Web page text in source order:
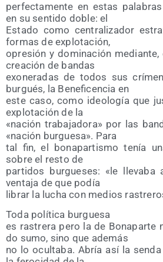
per­fec­ta­men­te en estas
en su sen­ti­do doble: el
Esta­do como cen­tra­li­za­dor
for­mas de explotación,
opre­sión y domi­na­ción
crea­ción de bandas
exo­ne­ra­das de todos sus
bur­gués, la Bene­fi­cen­cia en
este caso, como ideo­lo­gía que
explo­ta­ción de la
«nación tra­ba­ja­do­ra» por las
«nación bur­gue­sa». Para
tal fin, el bona­par­tis­mo tenía
sobre el res­to de
par­ti­dos bur­gue­ses: «le lle­va­ba
ven­ta­ja de que podía
librar la lucha con medios
Toda polí­ti­ca burguesa
es ras­tre­ra pero la de Bona­par­te
do sumo, sino que además
no lo ocul­ta­ba. Abría así la